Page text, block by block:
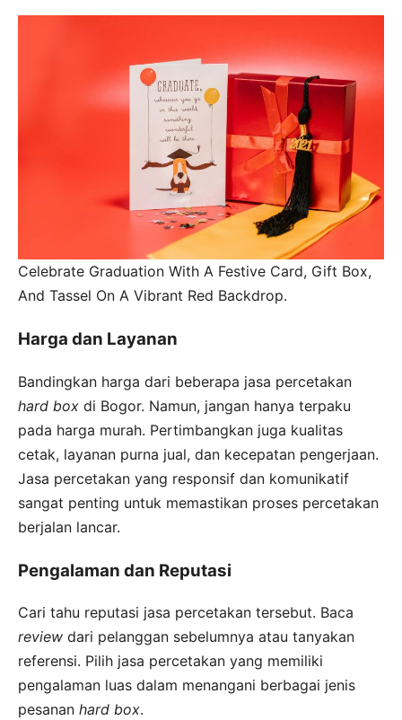
Celebrate Graduation With A Festive Card, Gift Box,
And Tassel On A Vibrant Red Backdrop.
Harga dan Layanan
Bandingkan harga dari beberapa jasa percetakan
hard box di Bogor. Namun, jangan hanya terpaku
pada harga murah. Pertimbangkan juga kualitas
cetak, layanan purna jual, dan kecepatan pengerjaan.
Jasa percetakan yang responsif dan komunikatif
sangat penting untuk memastikan proses percetakan
berjalan lancar.
Pengalaman dan Reputasi
Cari tahu reputasi jasa percetakan tersebut. Baca
review dari pelanggan sebelumnya atau tanyakan
referensi. Pilih jasa percetakan yang memiliki
pengalaman luas dalam menangani berbagai jenis
pesanan hard box.